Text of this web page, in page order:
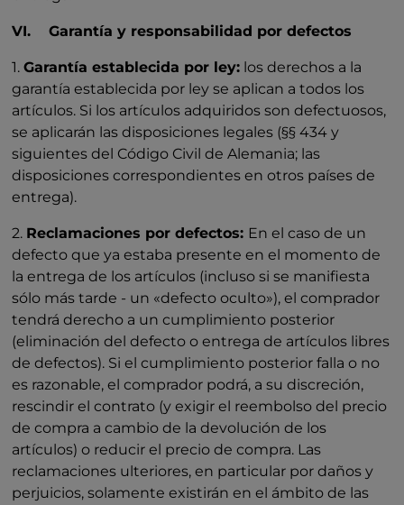
VI. Garantía y responsabilidad por defectos
1.Garantía establecida por ley: los derechos a la
garantía establecida por ley se aplican a todos los
artículos. Si los artículos adquiridos son defectuosos,
se aplicarán las disposiciones legales (§§ 434 y
siguientes del Código Civil de Alemania; las
disposiciones correspondientes en otros países de
entrega).
2. Reclamaciones por defectos: En el caso de un
defecto que ya estaba presente en el momento de
la entrega de los artículos (incluso si se manifiesta
sólo más tarde - un «defecto oculto»), el comprador
tendrá derecho a un cumplimiento posterior
(eliminación del defecto o entrega de artículos libres
de defectos). Si el cumplimiento posterior falla o no
es razonable, el comprador podrá, a su discreción,
rescindir el contrato (y exigir el reembolso del precio
de compra a cambio de la devolución de los
artículos) o reducir el precio de compra. Las
reclamaciones ulteriores, en particular por daños y
perjuicios, solamente existirán en el ámbito de las